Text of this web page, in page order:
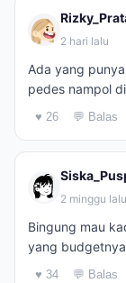
2 hari lalu
Ada yang
pedes nampol
♥ 26 💬 Balas
2 minggu lalu
Bingung mau
yang
♥ 34 💬 Balas